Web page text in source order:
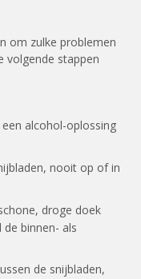
om zulke problemen
volgende stappen
alcohol-oplossing
nooit op of in
droge doek
binnen- als
de snijbladen,